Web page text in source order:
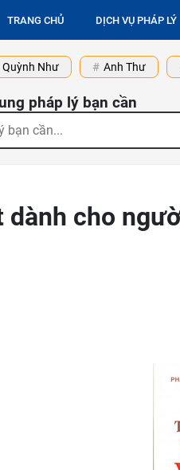
TRANG CHỦ DỊCH VỤ PHÁP LÝ
Như Anh Thư
pháp lý bạn cần
dành cho